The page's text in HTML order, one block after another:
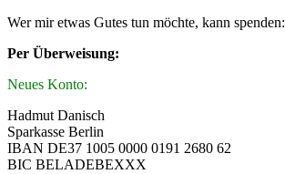
Wer mir etwas Gutes tun möchte, kann spenden:
Per Überweisung:
Neues Konto:
Hadmut Danisch
Sparkasse Berlin
IBAN DE37 1005 0000 0191 2680 62
BIC BELADEBEXXX